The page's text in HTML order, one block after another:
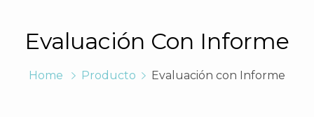
Evaluación Con Informe
Home Producto Evaluación con Informe